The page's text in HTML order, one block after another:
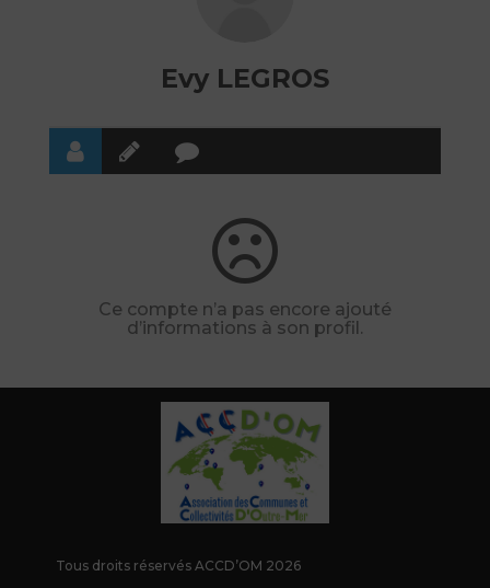
Evy LEGROS
Ce compte n’a pas encore ajouté
d’informations à son profil.
Tous droits réservés ACCD’OM 2026